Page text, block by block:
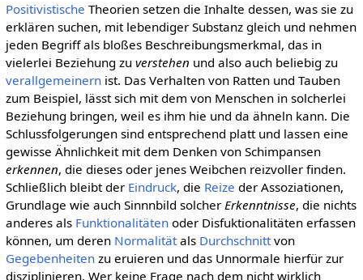
Positivistische Theorien setzen die Inhalte dessen, was sie zu
erklären suchen, mit lebendiger Substanz gleich und nehmen
jeden Begriff als bloßes Beschreibungsmerkmal, das in
vielerlei Beziehung zu verstehen und also auch beliebig zu
verallgemeinernist. Das Verhalten von Ratten und Tauben
zum Beispiel, lässt sich mit dem von Menschen in solcherlei
Beziehung bringen, weil es ihm hie und da ähneln kann. Die
Schlussfolgerungen sind entsprechend platt und lassen eine
gewisse Ähnlichkeit mit dem Denken von Schimpansen
erkennen, die dieses oder jenes Weibchen reizvoller finden.
Schließlich bleibt der Eindruck, die Reize der Assoziationen,
Grundlage wie auch Sinnnbild solcher Erkenntnisse, die nichts
anderes als Funktionalitätenoder Disfuktionalitäten erfassen
können, um deren Normalitätals Durchschnittvon
Gegebenheitenzu eruieren und das Unnormale hierfür zur
disziplinieren. Wer keine Frage nach dem nicht wirklich